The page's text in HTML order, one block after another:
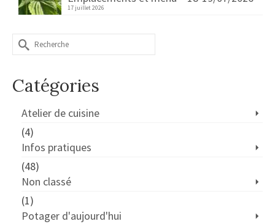
17 juillet 2026
Rechercher :
Catégories
Atelier de cuisine
(4)
Infos pratiques
(48)
Non classé
(1)
Potager d'aujourd'hui